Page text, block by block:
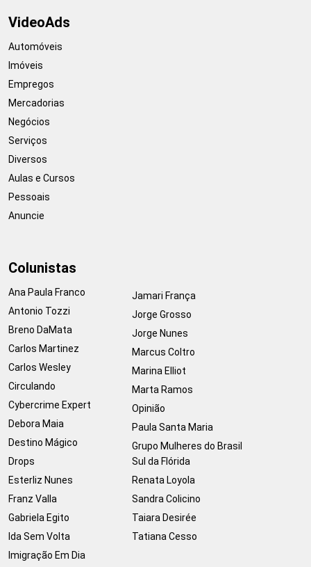
VideoAds
Automóveis
Imóveis
Empregos
Mercadorias
Negócios
Serviços
Diversos
Aulas e Cursos
Pessoais
Anuncie
Colunistas
Ana Paula Franco
Antonio Tozzi
Breno DaMata
Carlos Martinez
Carlos Wesley
Circulando
Cybercrime Expert
Debora Maia
Destino Mágico
Drops
Esterliz Nunes
Franz Valla
Gabriela Egito
Ida Sem Volta
Imigração Em Dia
Jamari França
Jorge Grosso
Jorge Nunes
Marcus Coltro
Marina Elliot
Marta Ramos
Opinião
Paula Santa Maria
Grupo Mulheres do Brasil
Sul da Flórida
Renata Loyola
Sandra Colicino
Taiara Desirée
Tatiana Cesso